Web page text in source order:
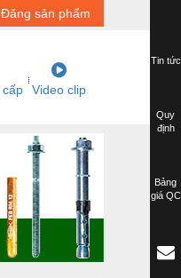
Đăng sản phẩm
cấp Video clip
Tin tức
Quy
định
Bảng
giá QC